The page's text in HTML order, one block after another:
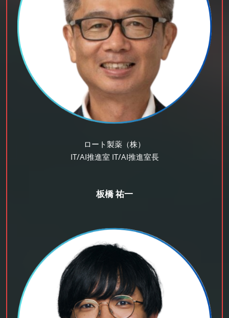
ロート製薬（株）
IT/AI推進室 IT/AI推進室長
板橋 祐一